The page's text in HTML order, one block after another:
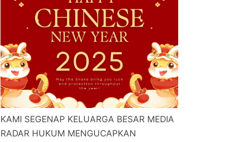
KAMI SEGENAP KELUARGA BESAR MEDIA
RADAR HUKUM MENGUCAPKAN